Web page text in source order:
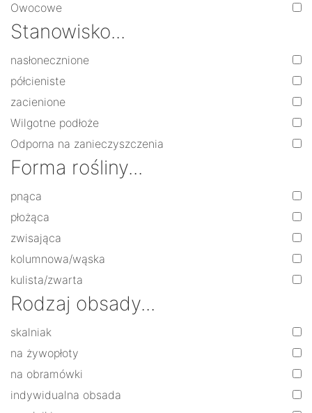
Owocowe
Stanowisko...
nasłonecznione
półcieniste
zacienione
Wilgotne podłoże
Odporna na zanieczyszczenia
Forma rośliny...
pnąca
płożąca
zwisająca
kolumnowa/wąska
kulista/zwarta
Rodzaj obsady...
skalniak
na żywopłoty
na obramówki
indywidualna obsada